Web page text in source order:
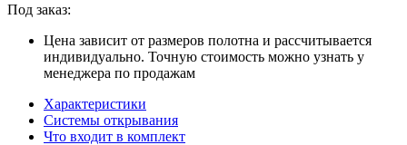
Под заказ:
Цена зависит от размеров полотна и рассчитывается
индивидуально. Точную стоимость можно узнать у
менеджера по продажам
Характеристики
Системы открывания
Что входит в комплект